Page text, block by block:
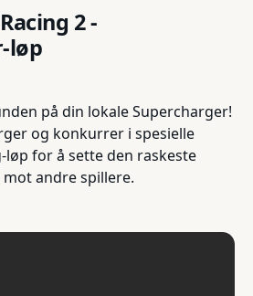
2 -
løp
på din lokale Supercharger!
og konkurrer i spesielle
løp for å sette den raskeste
andre spillere.